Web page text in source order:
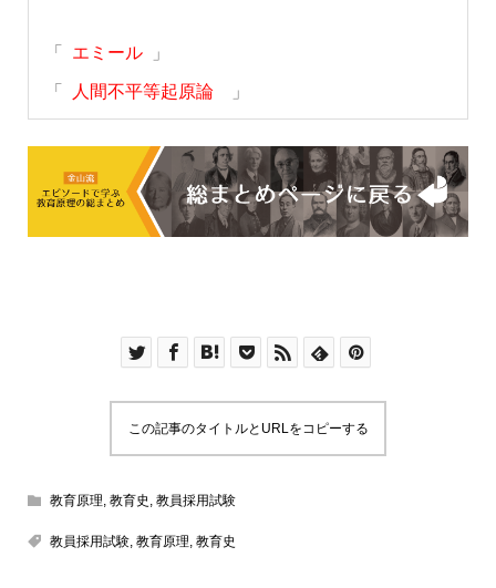
「 エミール」
「 人間不平等起原論」
この記事のタイトルとURLをコピーする
教育原理, 教育史 , 教員採用試験
教員採用試験, 教育原理, 教育史